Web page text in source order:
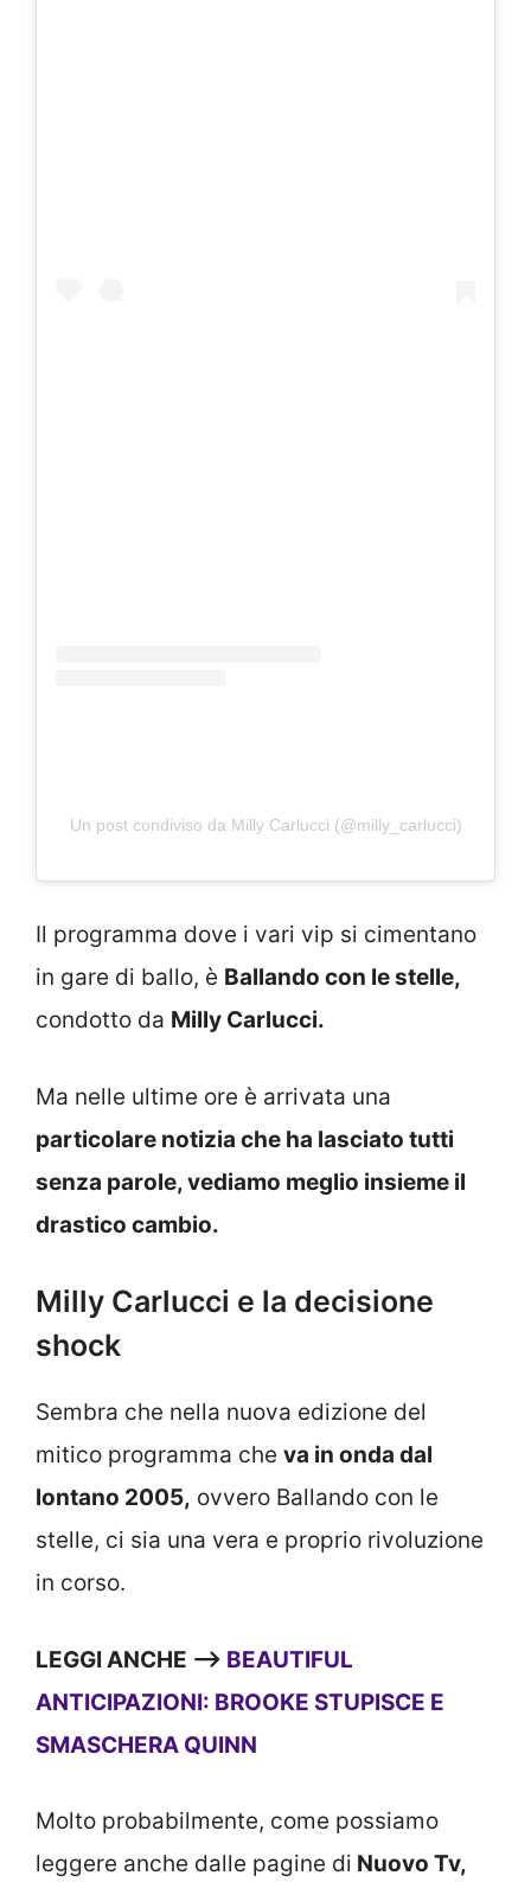
Un post condiviso da Milly Carlucci (@milly_carlucci)
Il programma dove i vari vip si cimentano
in gare di ballo, è Ballando con le stelle,
condotto da Milly Carlucci.
Ma nelle ultime ore è arrivata una
particolare notizia che ha lasciato tutti
senza parole, vediamo meglio insieme il
drastico cambio.
Milly Carlucci e la decisione
shock
Sembra che nella nuova edizione del
mitico programma che va in onda dal
lontano 2005, ovvero Ballando con le
stelle, ci sia una vera e proprio rivoluzione
in corso.
LEGGI ANCHE —> BEAUTIFUL
ANTICIPAZIONI: BROOKE STUPISCE E
SMASCHERA QUINN
Molto probabilmente, come possiamo
leggere anche dalle pagine di Nuovo Tv,